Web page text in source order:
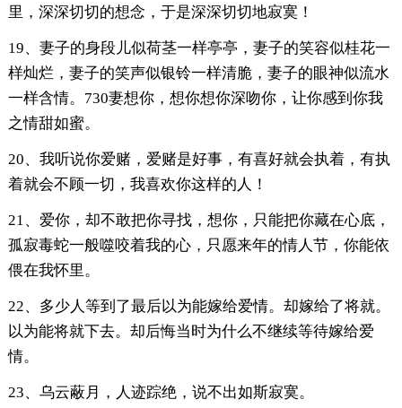
里，深深切切的想念，于是深深切切地寂寞！
19、妻子的身段儿似荷茎一样亭亭，妻子的笑容似桂花一
样灿烂，妻子的笑声似银铃一样清脆，妻子的眼神似流水
一样含情。730妻想你，想你想你深吻你，让你感到你我
之情甜如蜜。
20、我听说你爱赌，爱赌是好事，有喜好就会执着，有执
着就会不顾一切，我喜欢你这样的人！
21、爱你，却不敢把你寻找，想你，只能把你藏在心底，
孤寂毒蛇一般噬咬着我的心，只愿来年的情人节，你能依
偎在我怀里。
22、多少人等到了最后以为能嫁给爱情。却嫁给了将就。
以为能将就下去。却后悔当时为什么不继续等待嫁给爱
情。
23、乌云蔽月，人迹踪绝，说不出如斯寂寞。